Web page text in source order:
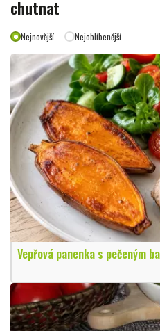
chutnat
Nejnovější Nejoblíbenější
Vepřová panenka s pečeným